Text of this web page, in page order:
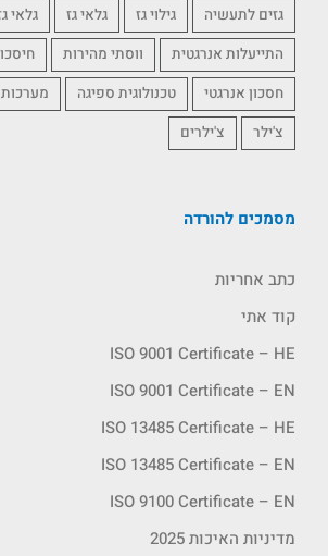
גזים לתעשיה
גילוי גז גלאי גז
גלאי
התייעלות אנרגטית
ווסתי מהירות
חסכון אנרגטי
טכנולוגית ספיגה
מערכות
צ'ילר
צ'ילרים
מסמכים להורדה
כתב אחריות
קוד אתי
ISO 9001 Certificate – HE
ISO 9001 Certificate – EN
ISO 13485 Certificate – HE
ISO 13485 Certificate – EN
ISO 9100 Certificate – EN
מדיניות האיכות 2025